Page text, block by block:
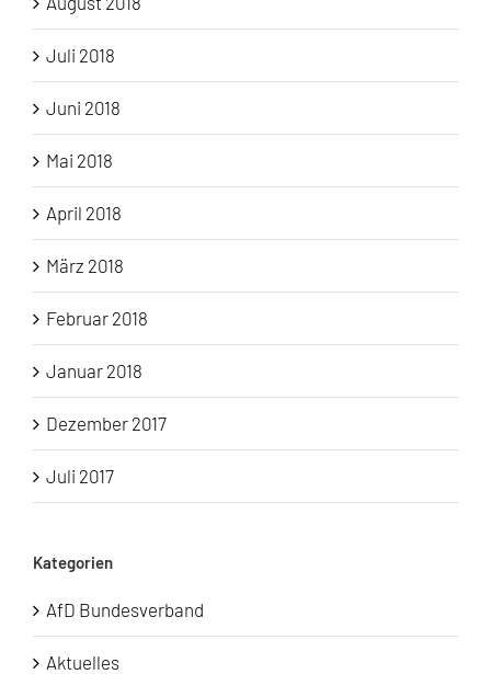
Juli 2018
Juni 2018
Mai 2018
April 2018
März 2018
Februar 2018
Januar 2018
Dezember 2017
Juli 2017
Kategorien
AfD Bundesverband
Aktuelles